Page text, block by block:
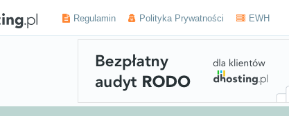
Regulamin Polityka Prywatności EWH